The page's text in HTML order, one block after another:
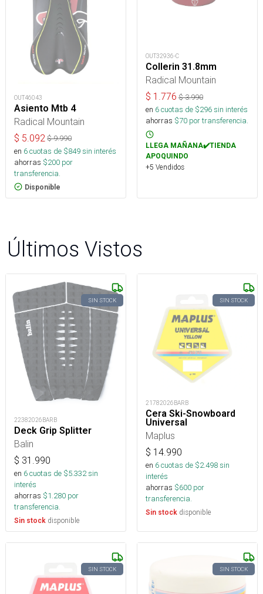
OUT46043
Asiento Mtb 4
Radical Mountain
$ 5.092 $9.990
en 6cuotas de $849sin interés
ahorras $200 por
transferencia.
Disponible
OUT32936-C
Collerin 31.8mm
Radical Mountain
$ 1.776 $3.990
en 6cuotas de $296sin interés
ahorras $70 por transferencia.
LLEGA MAÑANA✔️TIENDA
APOQUINDO
+5 Vendidos
Últimos Vistos
SIN STOCK
22382026BARB
Deck Grip Splitter
Balin
$ 31.990
en 6cuotas de $5.332sin
interés
ahorras $1.280 por
transferencia.
Sin stock disponible
SIN STOCK
21782026BARB
Cera Ski-Snowboard
Universal
Maplus
$ 14.990
en 6cuotas de $2.498sin
interés
ahorras $600 por
transferencia.
Sin stock disponible
SIN STOCK SIN STOCK